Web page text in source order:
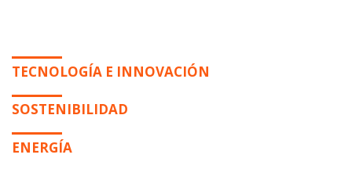
TECNOLOGÍA E INNOVACIÓN
SOSTENIBILIDAD
ENERGÍA